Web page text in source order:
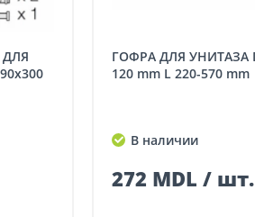
ГОФРА ДЛЯ УНИТАЗА D 80-110x100-
120 mm L 220-570 mm
В наличии
272 MDL / шт.